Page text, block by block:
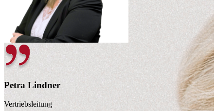
Petra Lindner
Vertriebsleitung